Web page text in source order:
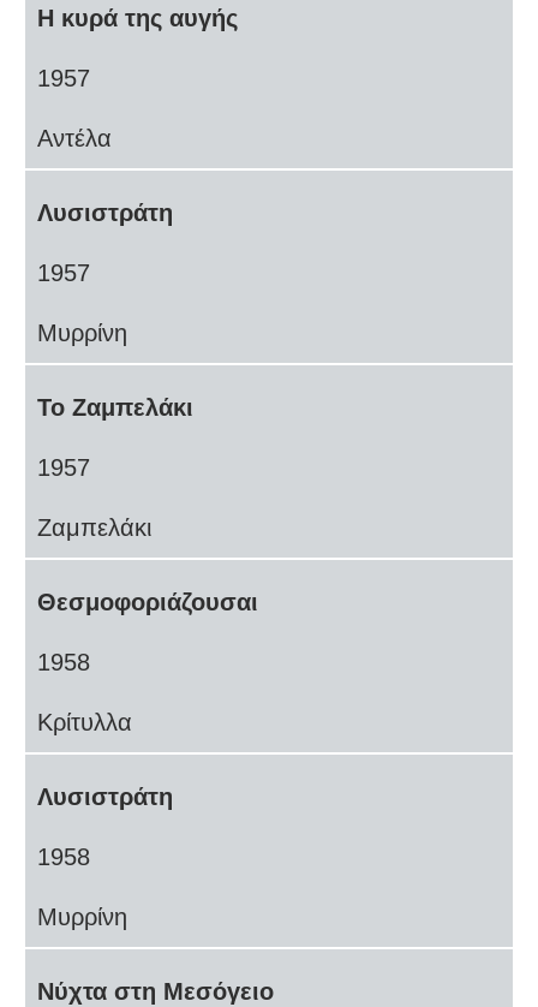
Η κυρά της αυγής
1957
Αντέλα
Λυσιστράτη
1957
Μυρρίνη
Το Ζαμπελάκι
1957
Ζαμπελάκι
Θεσμοφοριάζουσαι
1958
Κρίτυλλα
Λυσιστράτη
1958
Μυρρίνη
Νύχτα στη Μεσόγειο